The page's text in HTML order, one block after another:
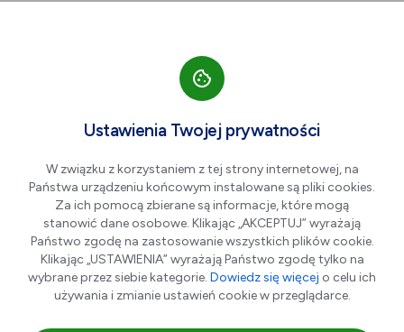
Rozpoczął się nabór
projektów do VII edycji
Budżetu Obywatelskiego
Ustawienia Twojej prywatności
W związku z korzystaniem z tej strony internetowej, na
Państwa urządzeniu końcowym instalowane są pliki cookies.
Za ich pomocą zbierane są informacje, które mogą
stanowić dane osobowe. Klikając „AKCEPTUJ” wyrażają
Państwo zgodę na zastosowanie wszystkich plików cookie.
Klikając „USTAWIENIA” wyrażają Państwo zgodę tylko na
wybrane przez siebie kategorie. Dowiedz się więcej o celu ich
używania i zmianie ustawień cookie w przeglądarce.